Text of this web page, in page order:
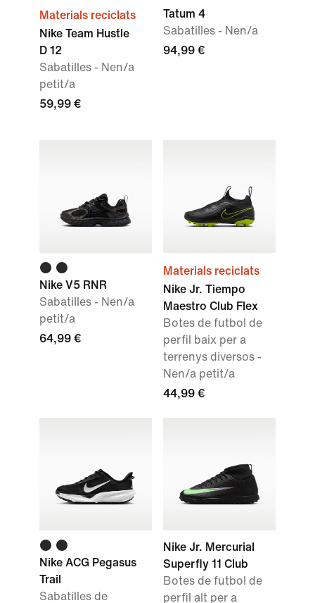
Materials reciclats
Nike Team Hustle
D 12
Sabatilles - Nen/a
petit/a
59,99 €
Tatum 4
Sabatilles - Nen/a
94,99 €
Nike V5 RNR
Sabatilles - Nen/a
petit/a
64,99 €
Materials reciclats
Nike Jr. Tiempo
Maestro Club Flex
Botes de futbol de
perfil baix per a
terrenys diversos -
Nen/a petit/a
44,99 €
Nike ACG Pegasus
Trail
Sabatilles de
Nike Jr. Mercurial
Superfly 11 Club
Botes de futbol de
perfil alt per a